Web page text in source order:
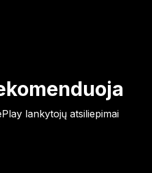
lankytojų atsiliepimai